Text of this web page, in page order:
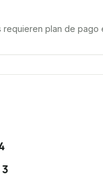
requieren plan de pago
3